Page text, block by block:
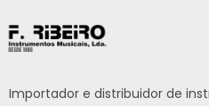
Importador e distribuidor de